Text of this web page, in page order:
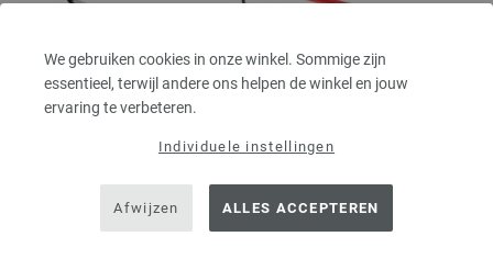
We gebruiken cookies in onze winkel. Sommige zijn
essentieel, terwijl andere ons helpen de winkel en jouw
ervaring te verbeteren.
Individuele instellingen
Afwijzen ALLES ACCEPTEREN
Rondbreinaalden Aluminium Rainbow dikte